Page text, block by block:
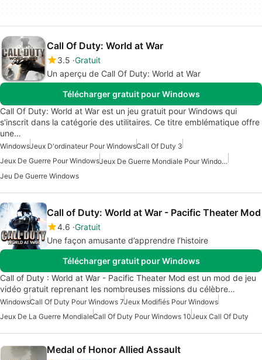
Call Of Duty: World at War
3.5 Gratuit
Un aperçu de Call Of Duty: World at War
Télécharger gratuit pour Windows
Call Of Duty: World at War est un jeu gratuit pour Windows qui
s'inscrit dans la catégorie des utilitaires. Ce titre emblématique offre
une…
WindowsJeux D'ordinateur Pour WindowsCall Of Duty 3
Jeux De Guerre Pour Windows
Jeux De Guerre Mondiale Pour Windows
Jeu De Guerre Windows
Call of Duty: World at War - Pacific Theater Mod
4.6 Gratuit
Une façon amusante d’apprendre l’histoire
Télécharger gratuit pour Windows
Call of Duty : World at War - Pacific Theater Mod est un mod de jeu
vidéo gratuit reprenant les nombreuses missions du célèbre…
WindowsCall Of Duty Pour Windows 7Jeux Modifiés Pour Windows
Jeux De La Guerre MondialeCall Of Duty Pour Windows 10Jeux Call Of Duty
Medal of Honor Allied Assault